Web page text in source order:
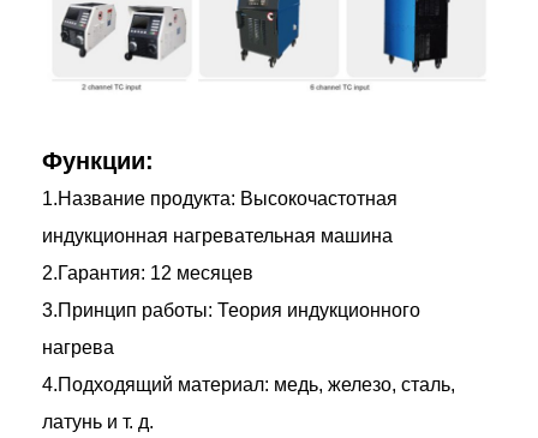
Функции:
1.Название продукта: Высокочастотная
индукционная нагревательная машина
2.Гарантия: 12 месяцев
3.Принцип работы: Теория индукционного
нагрева
4.Подходящий материал: медь, железо, сталь,
латунь и т. д.